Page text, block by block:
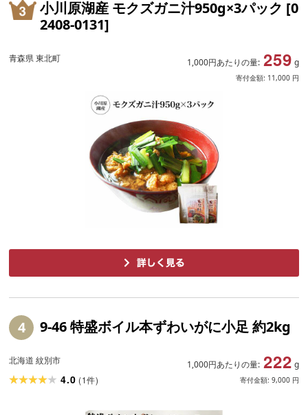
小川原湖産 モクズガニ汁950g×3パック [0
2408-0131]
青森県 東北町 1,000円あたりの量: 259 g
寄付金額: 11,000 円
4 9-46 特盛ボイル本ずわいがに小足 約2kg
北海道 紋別市 1,000円あたりの量: 222 g
寄付金額: 9,000 円
4.0 (1件)